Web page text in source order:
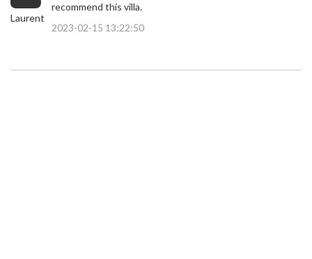
Laurent
recommend this villa.
2023-02-15 13:22:50